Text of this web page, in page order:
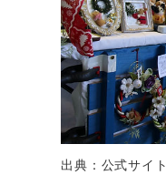
出典：公式サイト